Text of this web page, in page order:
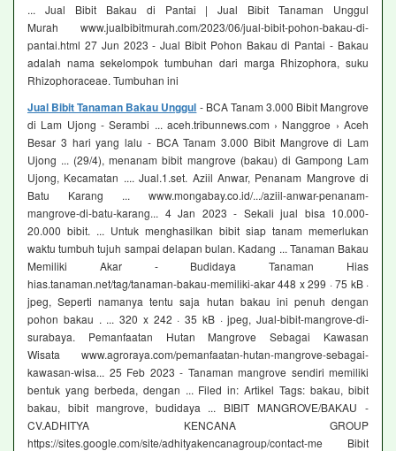
... Jual Bibit Bakau di Pantai | Jual Bibit Tanaman Unggul
Murah www.jualbibitmurah.com/2023/06/jual-bibit-pohon-bakau-di-
pantai.html 27 Jun 2023 - Jual Bibit Pohon Bakau di Pantai - Bakau
adalah nama sekelompok tumbuhan dari marga Rhizophora, suku
Rhizophoraceae. Tumbuhan ini
Jual Bibit Tanaman Bakau Unggul - BCA Tanam 3.000 Bibit Mangrove
di Lam Ujong - Serambi ... aceh.tribunnews.com › Nanggroe › Aceh
Besar 3 hari yang lalu - BCA Tanam 3.000 Bibit Mangrove di Lam
Ujong ... (29/4), menanam bibit mangrove (bakau) di Gampong Lam
Ujong, Kecamatan .... Jual.1.set. Aziil Anwar, Penanam Mangrove di
Batu Karang ... www.mongabay.co.id/.../aziil-anwar-penanam-
mangrove-di-batu-karang... 4 Jan 2023 - Sekali jual bisa 10.000-
20.000 bibit. ... Untuk menghasilkan bibit siap tanam memerlukan
waktu tumbuh tujuh sampai delapan bulan. Kadang ... Tanaman Bakau
Memiliki Akar - Budidaya Tanaman Hias
hias.tanaman.net/tag/tanaman-bakau-memiliki-akar 448 x 299 · 75 kB ·
jpeg, Seperti namanya tentu saja hutan bakau ini penuh dengan
pohon bakau . ... 320 x 242 · 35 kB · jpeg, Jual-bibit-mangrove-di-
surabaya. Pemanfaatan Hutan Mangrove Sebagai Kawasan
Wisata www.agroraya.com/pemanfaatan-hutan-mangrove-sebagai-
kawasan-wisa... 25 Feb 2023 - Tanaman mangrove sendiri memiliki
bentuk yang berbeda, dengan ... Filed in: Artikel Tags: bakau, bibit
bakau, bibit mangrove, budidaya ... BIBIT MANGROVE/BAKAU -
CV.ADHITYA KENCANA GROUP
https://sites.google.com/site/adhityakencanagroup/contact-me Bibit